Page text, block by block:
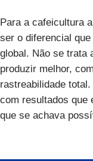
Para a cafeicultura
ser o diferencial
global. Não se trata
produzir melhor,
rastreabilidade
com resultados que
que se achava